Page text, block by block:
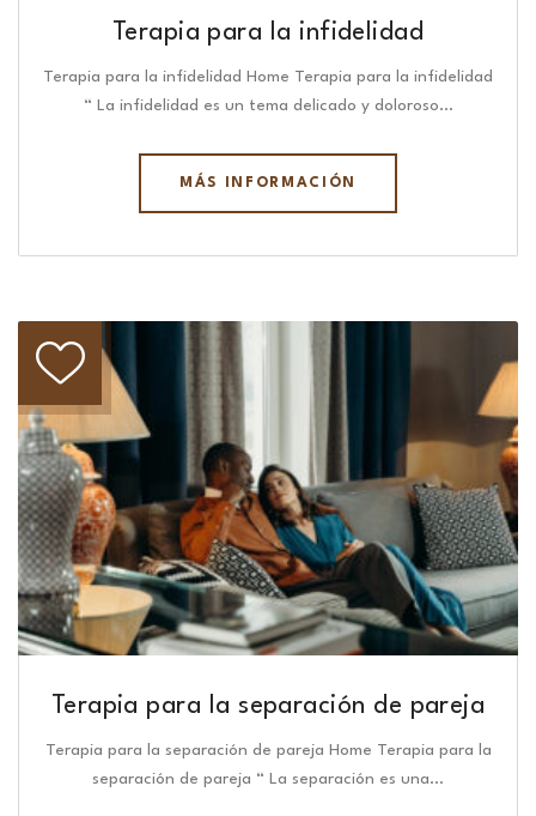
Terapia para la infidelidad
Terapia para la infidelidad Home Terapia para la infidelidad
“ La infidelidad es un tema delicado y doloroso…
MÁS INFORMACIÓN
Terapia para la separación de pareja
Terapia para la separación de pareja Home Terapia para la
separación de pareja “ La separación es una…